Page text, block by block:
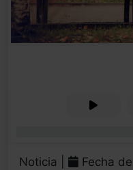
Noticia | Fecha